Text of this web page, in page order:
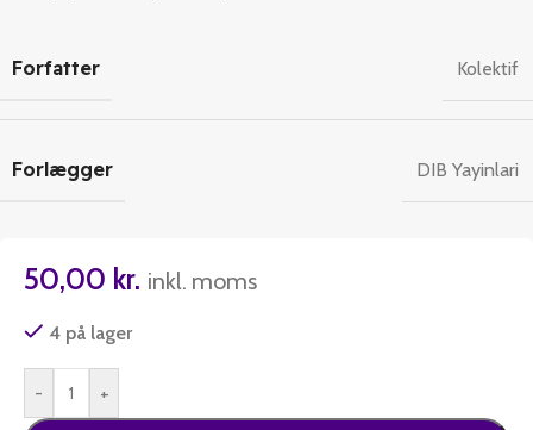
Forfatter Kolektif
Forlægger DIB Yayinlari
50,00 kr. inkl. moms
4 på lager
- +